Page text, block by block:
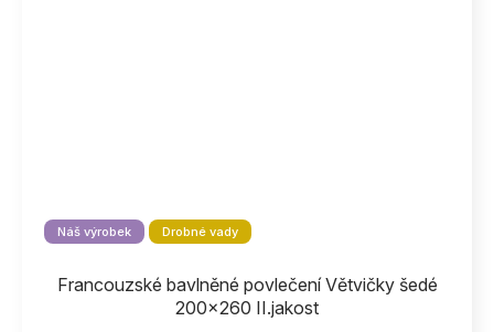
Náš výrobek Drobné vady
Francouzské bavlněné povlečení Větvičky šedé
200x260 II.jakost